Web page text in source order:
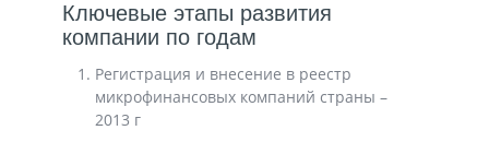
Ключевые этапы развития
компании по годам
Регистрация и внесение в реестр
микрофинансовых компаний страны –
2013 г